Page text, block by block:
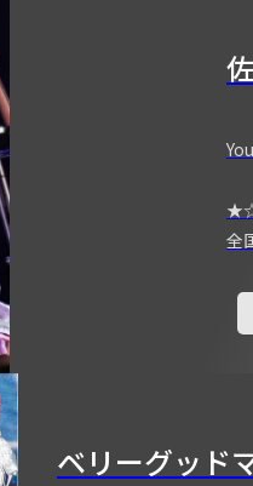
全
ベリーグッド